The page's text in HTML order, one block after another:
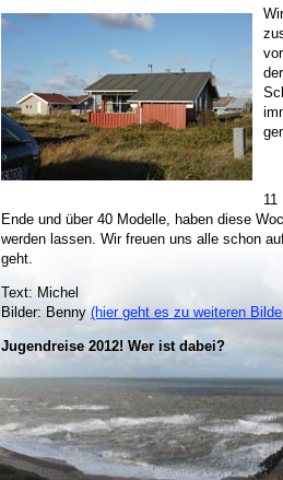
11
Ende und über 40 Modelle, haben diese
werden lassen. Wir freuen uns alle schon
geht.
Text: Michel
Bilder: Benny (hier geht es zu weiteren
Jugendreise 2012! Wer ist dabei?